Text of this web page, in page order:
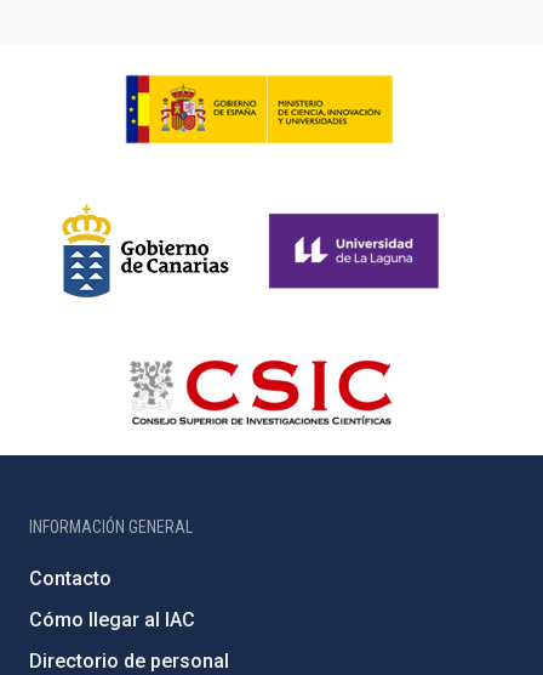
INFORMACIÓN GENERAL
Contacto
Cómo llegar al IAC
Directorio de personal